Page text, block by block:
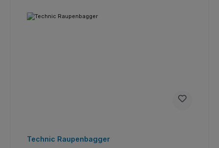
Technic Raupenbagger